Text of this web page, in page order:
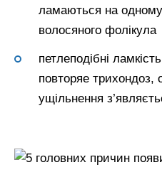
ламаються на одному
волосяного фолікула
петлеподібні
повторяе трихондоз,
ущільнення